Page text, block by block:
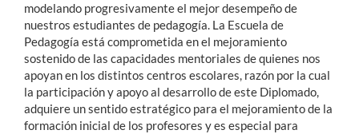
modelando progresivamente el mejor desempeño de
nuestros estudiantes de pedagogía. La Escuela de
Pedagogía está comprometida en el mejoramiento
sostenido de las capacidades mentoriales de quienes nos
apoyan en los distintos centros escolares, razón por la cual
la participación y apoyo al desarrollo de este Diplomado,
adquiere un sentido estratégico para el mejoramiento de la
formación inicial de los profesores y es especial para